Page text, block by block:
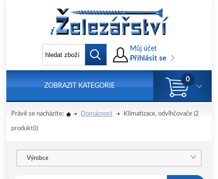
Můj účet
Přihlásit se
ZOBRAZIT KATEGORIE
0
Právě se nacházíte: Domácnost Klimatizace, odvlhčovače (2
produktů)
Výrobce